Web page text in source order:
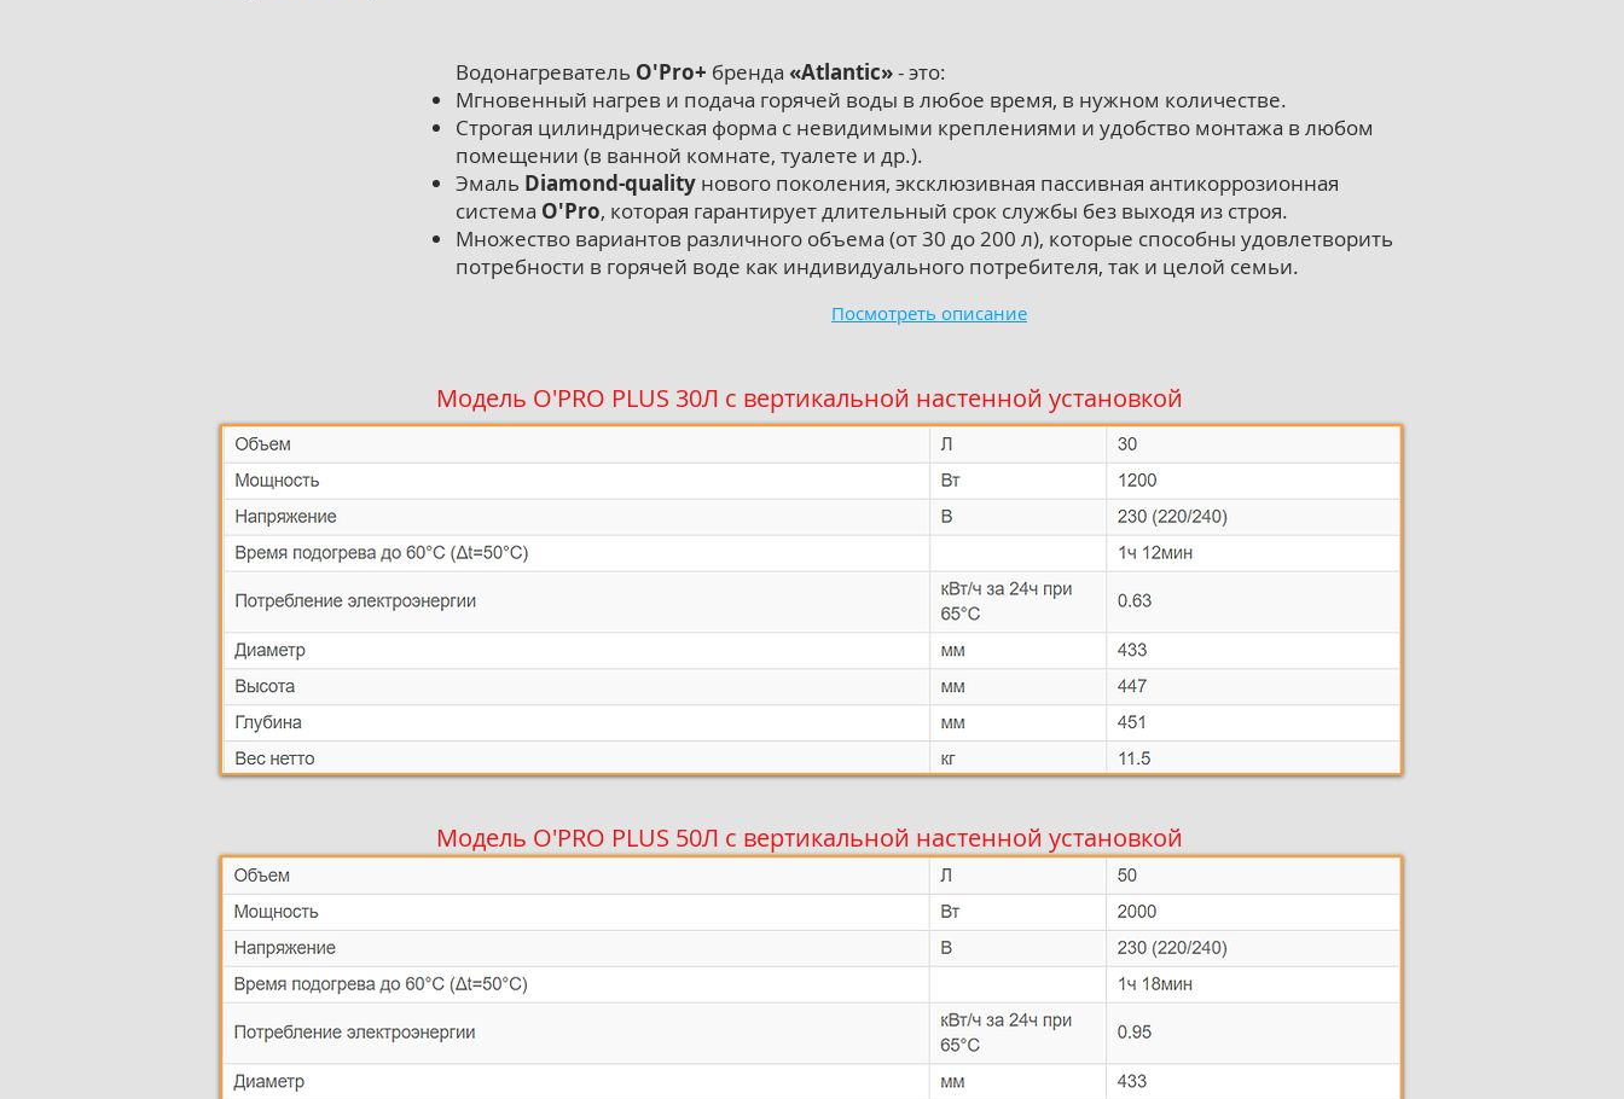
Водонагреватель O'Pro+ бренда «Atlantic»- это:
Мгновенный нагрев и подача горячей воды в любое время, в нужном количестве.
Строгая цилиндрическая форма с невидимыми креплениями и удобство монтажа в любом
помещении (в ванной комнате, туалете и др.).
Эмаль Diamond-quality нового поколения, эксклюзивная пассивная антикоррозионная
система O'Pro, которая гарантирует длительный срок службы без выходя из строя.
Множество вариантов различного объема (от 30 до 200 л), которые способны удовлетворить
потребности в горячей воде как индивидуального потребителя, так и целой семьи.
Посмотреть описание
Модель O'PRO PLUS 30Л с вертикальной настенной установкой
Модель O'PRO PLUS 50Л с вертикальной настенной установкой